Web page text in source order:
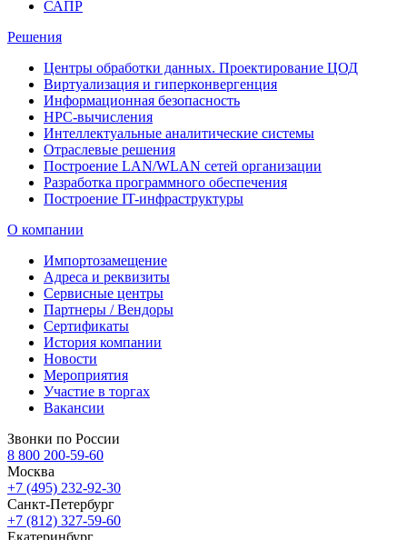
САПР
Решения
Центры обработки данных. Проектирование ЦОД
Виртуализация и гиперконвергенция
Информационная безопасность
HPC-вычисления
Интеллектуальные аналитические системы
Отраслевые решения
Построение LAN/WLAN сетей организации
Разработка программного обеспечения
Построение IT-инфраструктуры
О компании
Импортозамещение
Адреса и реквизиты
Сервисные центры
Партнеры / Вендоры
Сертификаты
История компании
Новости
Мероприятия
Участие в торгах
Вакансии
Звонки по России
8 800 200-59-60
Москва
+7 (495) 232-92-30
Санкт-Петербург
+7 (812) 327-59-60
Екатеринбург